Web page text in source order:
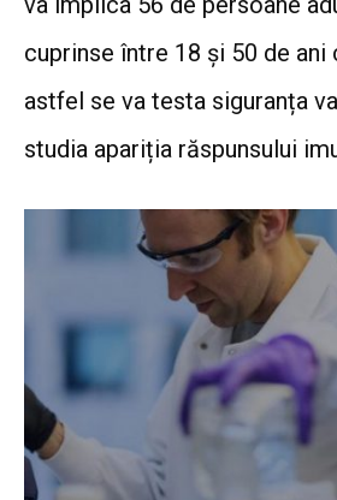
cuprinse între 18 și 50 de ani
astfel se va testa siguranța
studia apariția răspunsului